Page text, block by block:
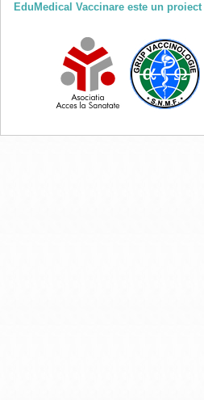
EduMedical Vaccinare este un proiect